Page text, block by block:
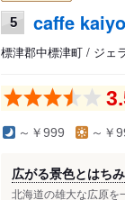
5 caffe
標津郡中標津町 / ジェ
～￥999 ～￥
広がる景色とはち
北海道の雄大な広原を